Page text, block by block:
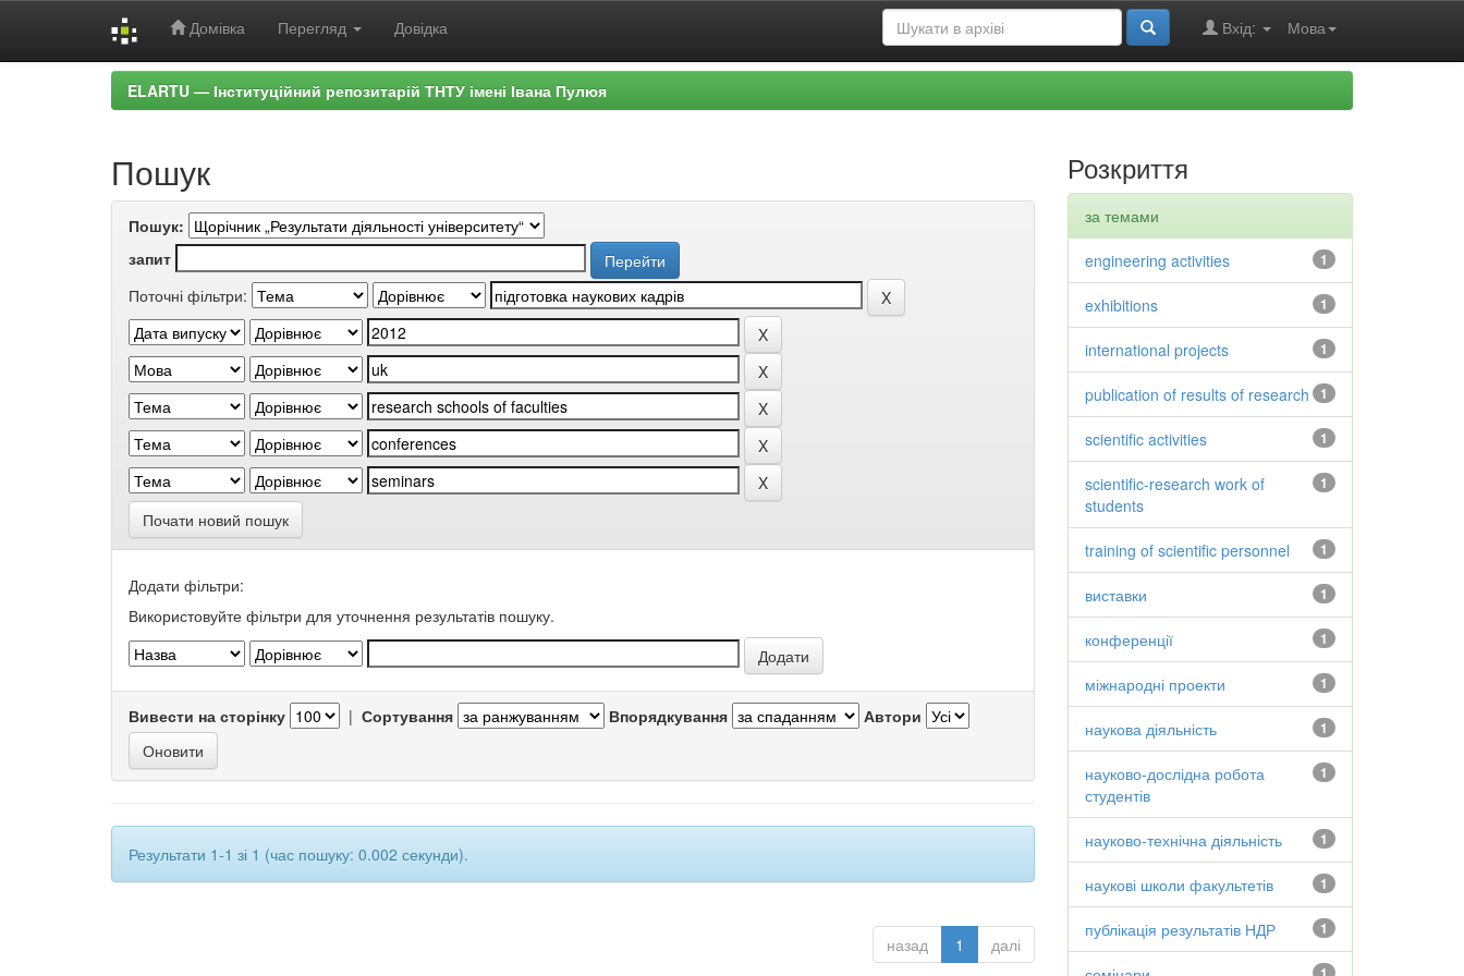
Домівка Перегляд Довідка Мова
Вхід:
ELARTU — Інституційний репозитарій ТНТУ імені Івана Пулюя
Пошук
Пошук:
запит
Поточні фільтри:
Почати новий пошук
Додати фільтри:
Використовуйте фільтри для уточнення результатів пошуку.
Вивести на сторінку | Сортування Впорядкування Автори
Результати 1-1 зі 1 (час пошуку: 0.002 секунди).
назад 1 далі
Розкриття
за темами
1
engineering activities
1
exhibitions
1
international projects
1
publication of results of research
1
scientific activities
1
scientific-research work of
students
1
training of scientific personnel
1
виставки
1
конференції
1
міжнародні проекти
1
наукова діяльність
1
науково-дослідна робота
студентів
1
науково-технічна діяльність
1
наукові школи факультетів
1
публікація результатів НДР